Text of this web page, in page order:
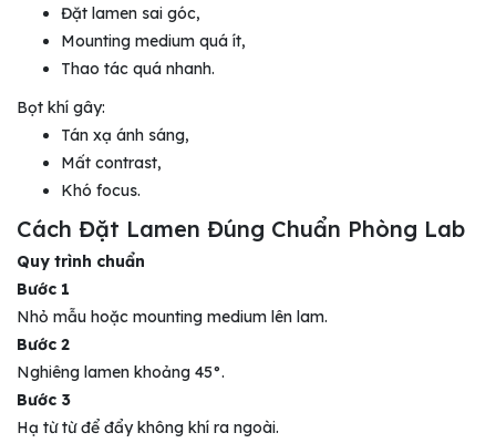
Đặt lamen sai góc,
Mounting medium quá ít,
Thao tác quá nhanh.
Bọt khí gây:
Tán xạ ánh sáng,
Mất contrast,
Khó focus.
Cách Đặt Lamen Đúng Chuẩn Phòng Lab
Quy trình chuẩn
Bước 1
Nhỏ mẫu hoặc mounting medium lên lam.
Bước 2
Nghiêng lamen khoảng 45°.
Bước 3
Hạ từ từ để đẩy không khí ra ngoài.